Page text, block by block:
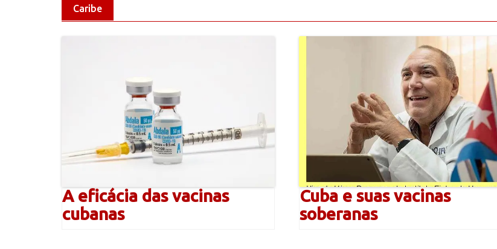
Caribe
A eficácia das vacinas
cubanas
Cuba e suas vacinas
soberanas